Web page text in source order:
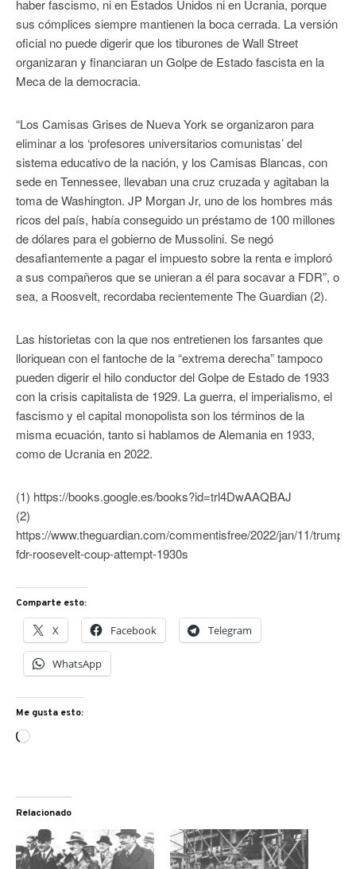
haber fascismo, ni en Estados Unidos ni en Ucrania, porque
sus cómplices siempre mantienen la boca cerrada. La versión
oficial no puede digerir que los tiburones de Wall Street
organizaran y financiaran un Golpe de Estado fascista en la
Meca de la democracia.
“Los Camisas Grises de Nueva York se organizaron para
eliminar a los ‘profesores universitarios comunistas’ del
sistema educativo de la nación, y los Camisas Blancas, con
sede en Tennessee, llevaban una cruz cruzada y agitaban la
toma de Washington. JP Morgan Jr, uno de los hombres más
ricos del país, había conseguido un préstamo de 100 millones
de dólares para el gobierno de Mussolini. Se negó
desafiantemente a pagar el impuesto sobre la renta e imploró
a sus compañeros que se unieran a él para socavar a FDR”, o
sea, a Roosvelt, recordaba recientemente The Guardian (2).
Las historietas con la que nos entretienen los farsantes que
lloriquean con el fantoche de la “extrema derecha” tampoco
pueden digerir el hilo conductor del Golpe de Estado de 1933
con la crisis capitalista de 1929. La guerra, el imperialismo, el
fascismo y el capital monopolista son los términos de la
misma ecuación, tanto si hablamos de Alemania en 1933,
como de Ucrania en 2022.
(1) https://books.google.es/books?id=trl4DwAAQBAJ
(2)
https://www.theguardian.com/commentisfree/2022/jan/11/trump-
fdr-roosevelt-coup-attempt-1930s
Comparte esto:
X Facebook Telegram
WhatsApp
Me gusta esto:
Cargando...
Relacionado